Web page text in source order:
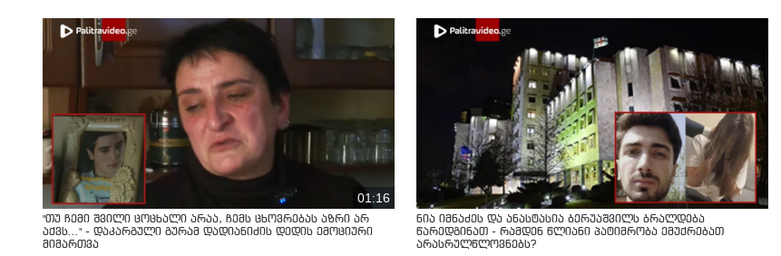
01:16
"თუ ჩემი შვილი ცოცხალი არაა, ჩემს ცხოვრებას აზრი არ
აქვს..." - დაკარგული გურამ დადიანიძის დედის ემოციური
მიმართვა
ნია იმნაძეს და ანასტასია ბერუაშვილს ბრალდება
წარედგინათ - რამდენ წლიანი პატიმრობა ემუქრებათ
არასრულწლოვნებს?